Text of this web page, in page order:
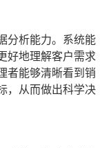
分析能力。系统能
好地理解客户需求
者能够清晰看到销
，从而做出科学决